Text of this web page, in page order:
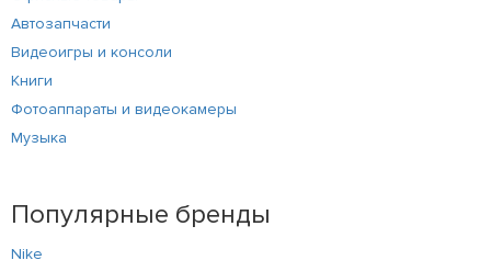
Автозапчасти
Видеоигры и консоли
Книги
Фотоаппараты и видеокамеры
Музыка
Популярные бренды
Nike